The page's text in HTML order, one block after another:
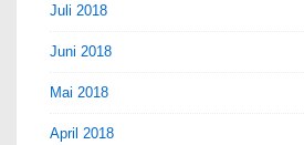
Juli 2018
Juni 2018
Mai 2018
April 2018